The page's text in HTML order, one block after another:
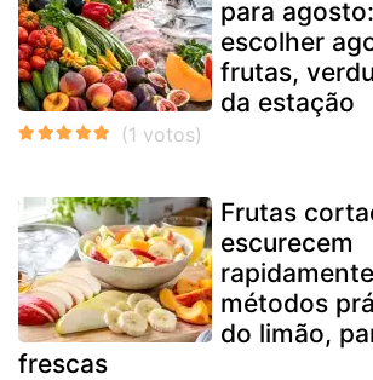
para
escolher
frutas,
da estação
Frutas
escurecem
métodos
do limão,
frescas